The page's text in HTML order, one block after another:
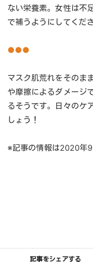
ない栄養素。女性は不
で補うようにしてくださ
●●●
マスク肌荒れをそのま
や摩擦によるダメージ
るそうです。日々のケ
しょう！
※記事の情報は2020年9
記事をシェアする